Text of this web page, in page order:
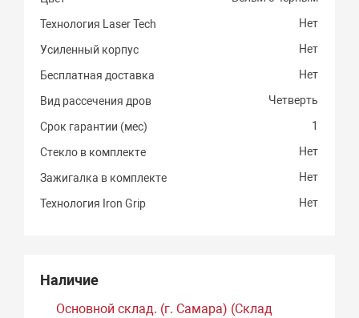
Технология Laser Tech Нет
Усиленный корпус Нет
Бесплатная доставка Нет
Вид рассечения дров Четверть
Срок гарантии (мес) 1
Стекло в комплекте Нет
Зажигалка в комплекте Нет
Технология Iron Grip Нет
Наличие
Основной склад. (г. Самара) (Склад